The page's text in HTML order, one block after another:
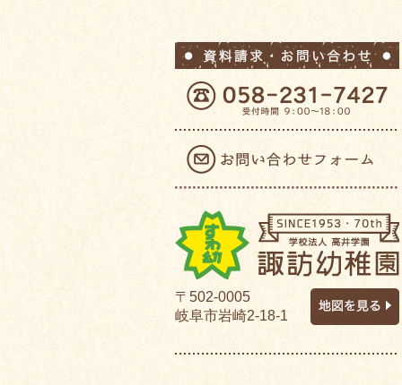
〒502-0005
岐阜市岩崎2-18-1